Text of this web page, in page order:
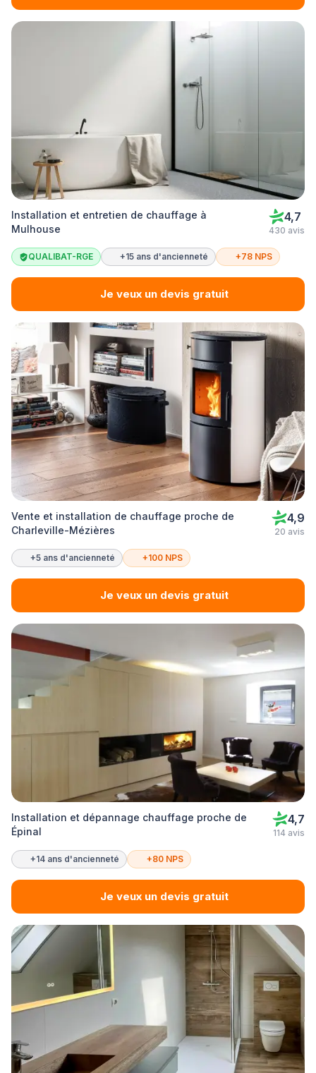
Installation et entretien de chauffage à
Mulhouse
4,7
430 avis
QUALIBAT-RGE +15 ans d'ancienneté +78 NPS
Je veux un devis gratuit
Vente et installation de chauffage proche de
Charleville-Mézières
4,9
20 avis
+5 ans d'ancienneté +100 NPS
Je veux un devis gratuit
Installation et dépannage chauffage proche de
Épinal
4,7
114 avis
+14 ans d'ancienneté +80 NPS
Je veux un devis gratuit